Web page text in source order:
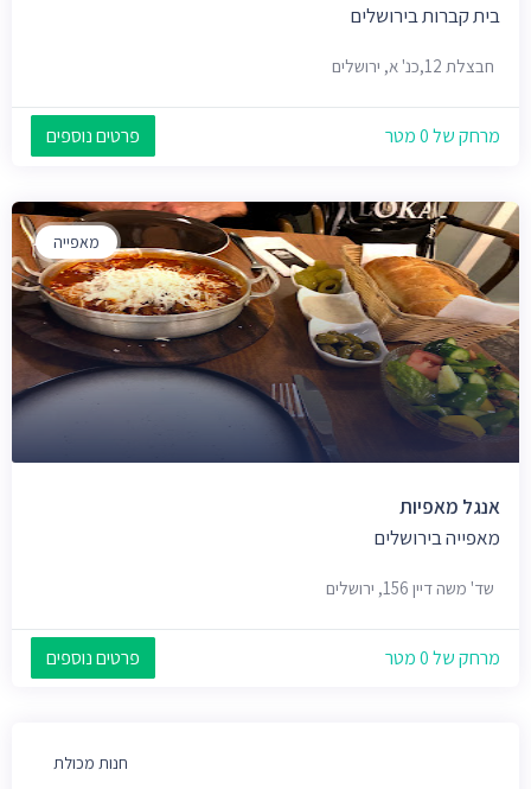
בית קברות בירושלים
חבצלת 12,כנ' א, ירושלים
מרחק של 0 מטר פרטים נוספים
מאפייה
אנגל מאפיות
מאפייה בירושלים
שד' משה דיין 156, ירושלים
מרחק של 0 מטר פרטים נוספים
חנות מכולת